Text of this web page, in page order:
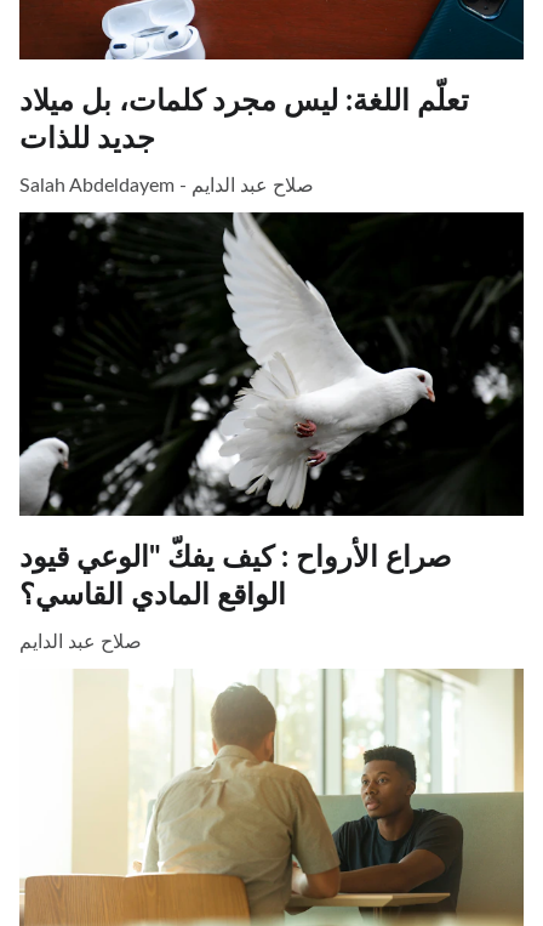
تعلّم اللغة: ليس مجرد كلمات، بل ميلاد
جديد للذات
Salah Abdeldayem - صلاح عبد الدايم
صراع الأرواح : كيف يفكّ "الوعي قيود
الواقع المادي القاسي؟
صلاح عبد الدايم